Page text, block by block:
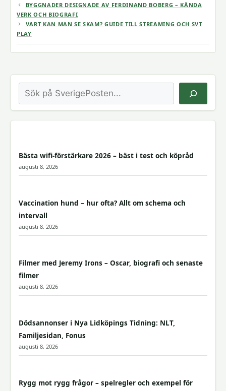
BYGGNADER DESIGNADE AV FERDINAND BOBERG – KÄNDA
VERK OCH BIOGRAFI
VART KAN MAN SE SKAM? GUIDE TILL STREAMING OCH SVT
PLAY
Sök
Bästa wifi-förstärkare 2026 – bäst i test och köpråd
augusti 8, 2026
Vaccination hund – hur ofta? Allt om schema och
intervall
augusti 8, 2026
Filmer med Jeremy Irons – Oscar, biografi och senaste
filmer
augusti 8, 2026
Dödsannonser i Nya Lidköpings Tidning: NLT,
Familjesidan, Fonus
augusti 8, 2026
Rygg mot rygg frågor – spelregler och exempel för